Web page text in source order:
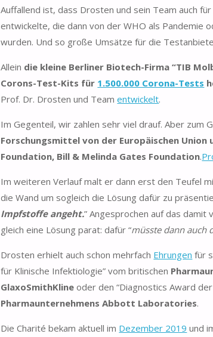
Auffallend ist, dass Drosten und sein Team auch
entwickelte, die dann von der WHO als Pandemie
wurden. Und so große Umsätze für die
Allein die kleine Berliner Biotech-Firma “TIB
Corons-Test-Kits für 1.500.000 Corona-Tests
Prof. Dr. Drosten und Teamentwickelt.
Im Gegenteil, wir zahlen sehr viel drauf. Aber zum
Forschungsmittel von der Europäischen Union
Foundation, Bill & Melinda Gates Foundation.
Im weiteren Verlauf malt er dann erst den Teufel
die Wand um sogleich die Lösung dafür zu
Impfstoffe angeht.” Angesprochen auf das damit
gleich eine Lösung parat: dafür “müsste dann auch
Drosten erhielt auch schon mehrfach Ehrungen für
für Klinische Infektiologie” vom britischen
GlaxoSmithKline oder den “Diagnostics Award
Pharmaunternehmens Abbott Laboratories.
Die Charité bekam aktuell im Dezember 2019 und